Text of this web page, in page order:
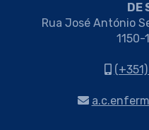
DE
Rua José António
1150-